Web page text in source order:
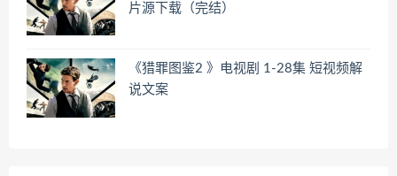
片源下载（完结）
《猎罪图鉴2 》电视剧 1-28集 短视频解
说文案